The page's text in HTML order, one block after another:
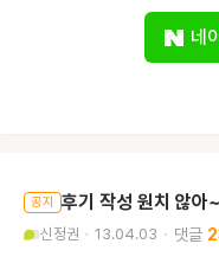
네
공지 후기 작성 원치 않아
신정권 13.04.03